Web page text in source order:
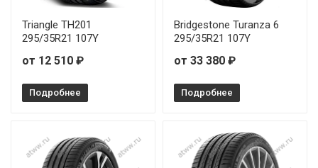
Atlander LanderXsport ATL36 255/40R19 100Y
Atlander LanderXsport ATL36 255/45R18 103Y
Atlander LanderXsport ATL36 255/50R19 107Y
Atlander LanderXsport ATL36 265/45R21 108Y
Triangle TH201
295/35R21 107Y
от 12 510 ₽
Подробнее
Bridgestone Turanza 6
295/35R21 107Y
от 33 380 ₽
Подробнее